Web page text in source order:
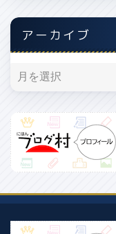
アーカイブ